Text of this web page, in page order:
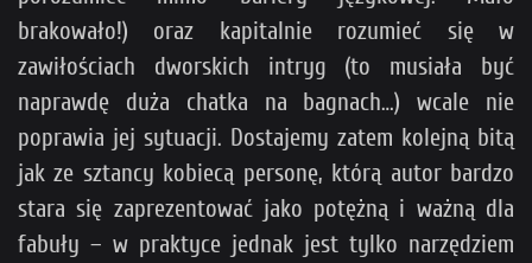
brakowało!) oraz kapitalnie rozumieć się w
zawiłościach dworskich intryg (to musiała być
naprawdę duża chatka na bagnach…) wcale nie
poprawia jej sytuacji. Dostajemy zatem kolejną bitą
jak ze sztancy kobiecą personę, którą autor bardzo
stara się zaprezentować jako potężną i ważną dla
fabuły – w praktyce jednak jest tylko narzędziem